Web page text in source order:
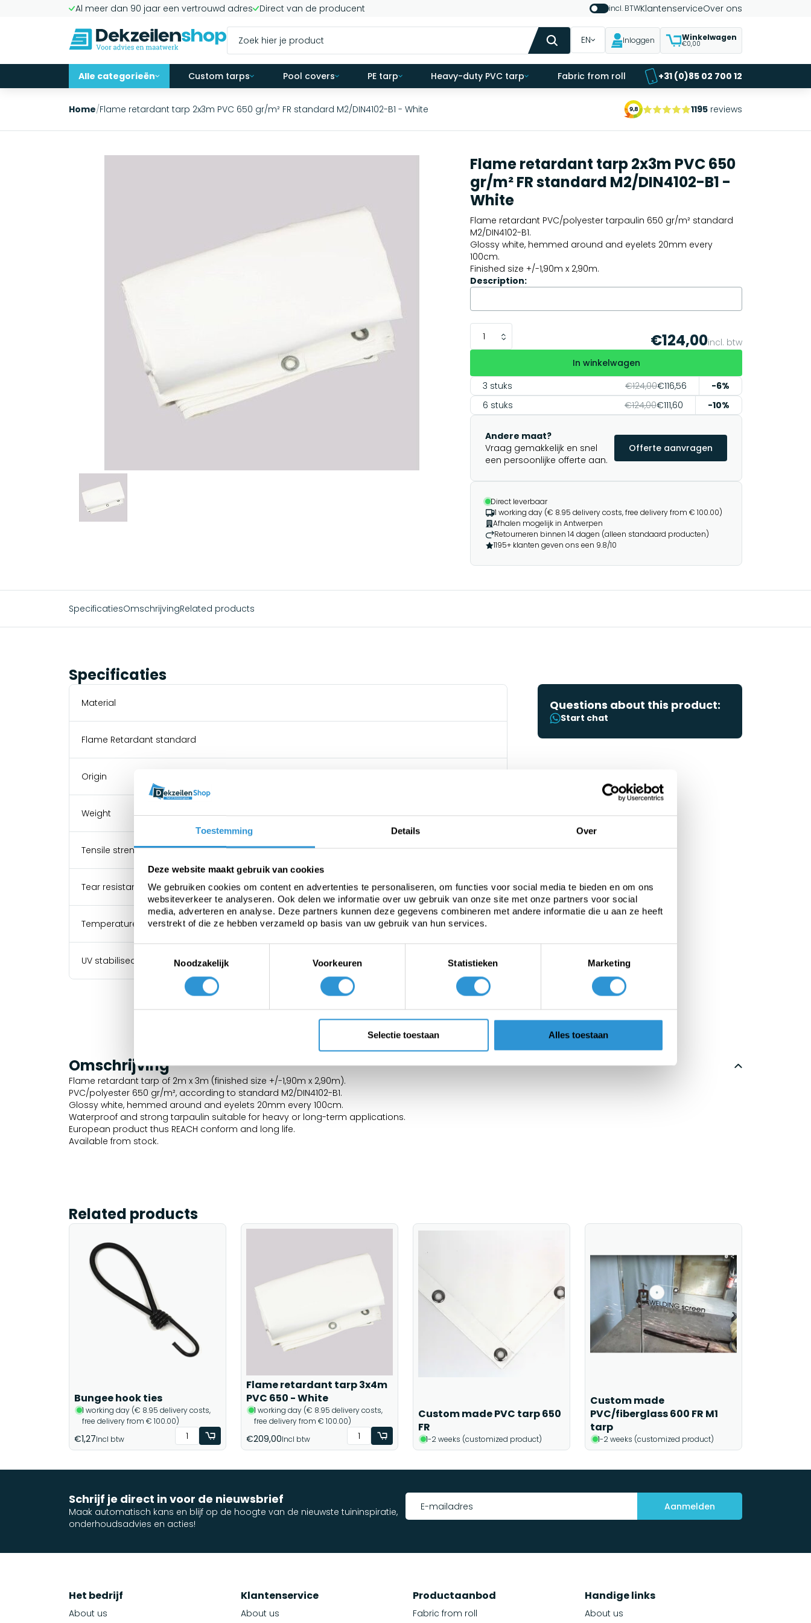
Toestemming Details Over
Deze website maakt gebruik van cookies
We gebruiken cookies om content en advertenties te personaliseren, om functies voor social media te bieden en om ons
websiteverkeer te analyseren. Ook delen we informatie over uw gebruik van onze site met onze partners voor social
media, adverteren en analyse. Deze partners kunnen deze gegevens combineren met andere informatie die u aan ze heeft
verstrekt of die ze hebben verzameld op basis van uw gebruik van hun services.
Noodzakelijk
Voorkeuren Statistieken Marketing
Selectie toestaan Alles toestaan
Al meer dan 90 jaar een vertrouwd adres Direct van de producent incl. BTWKlantenserviceOver ons
EN Inloggen Winkelwagen
€0,00
Alle categorieën Custom tarps Pool covers PE tarp Heavy-duty PVC tarp Fabric from roll +31 (0)85 02 700 12
Home/Flame retardant tarp 2x3m PVC 650 gr/m² FR standard M2/DIN4102-B1 - White 1195 reviews
Flame retardant tarp 2x3m PVC 650
gr/m² FR standard M2/DIN4102-B1 -
White
Flame retardant PVC/polyester tarpaulin 650 gr/m² standard
M2/DIN4102-B1.
Glossy white, hemmed around and eyelets 20mm every
100cm.
Finished size +/-1,90m x 2,90m.
Description:
€124,00incl. btw
In winkelwagen
3 stuks
€124,00€116,56
-6%
6 stuks
€124,00€111,60 -10%
Andere maat?
Vraag gemakkelijk en snel
een persoonlijke offerte aan.
Offerte aanvragen
Direct leverbaar
1 working day (€ 8.95 delivery costs, free delivery from € 100.00)
Afhalen mogelijk in Antwerpen
Retourneren binnen 14 dagen (alleen standaard producten)
1195+ klanten geven ons een 9.8/10
SpecificatiesOmschrijvingRelated products
Specificaties
Material
Flame Retardant standard
Origin
Weight
Tensile strength
Tear resistance
Temperature resistance
UV stabilised
Questions about this product:
Start chat
Omschrijving
Flame retardant tarp of 2m x 3m (finished size +/-1,90m x 2,90m).
PVC/polyester 650 gr/m², according to standard M2/DIN4102-B1.
Glossy white, hemmed around and eyelets 20mm every 100cm.
Waterproof and strong tarpaulin suitable for heavy or long-term applications.
European product thus REACH conform and long life.
Available from stock.
Related products
Bungee hook ties
1 working day (€ 8.95 delivery costs,
free delivery from € 100.00)
€1,27Incl btw
Flame retardant tarp 3x4m
PVC 650 - White
1 working day (€ 8.95 delivery costs,
free delivery from € 100.00)
€209,00Incl btw
Custom made PVC tarp 650
FR
1-2 weeks (customized product)
Custom made
PVC/fiberglass 600 FR M1
tarp
1-2 weeks (customized product)
Schrijf je direct in voor de nieuwsbrief
Maak automatisch kans en blijf op de hoogte van de nieuwste tuininspiratie,
onderhoudsadvies en acties!
Aanmelden
Het bedrijf
About us
Klantenservice
About us
Productaanbod
Fabric from roll
Handige links
About us